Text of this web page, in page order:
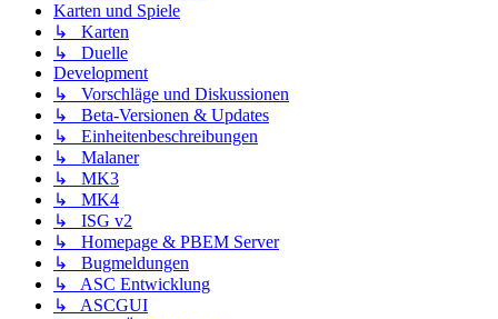
Karten und Spiele
↳ Karten
↳ Duelle
Development
↳ Vorschläge und Diskussionen
↳ Beta-Versionen & Updates
↳ Einheitenbeschreibungen
↳ Malaner
↳ MK3
↳ MK4
↳ ISG v2
↳ Homepage & PBEM Server
↳ Bugmeldungen
↳ ASC Entwicklung
↳ ASCGUI